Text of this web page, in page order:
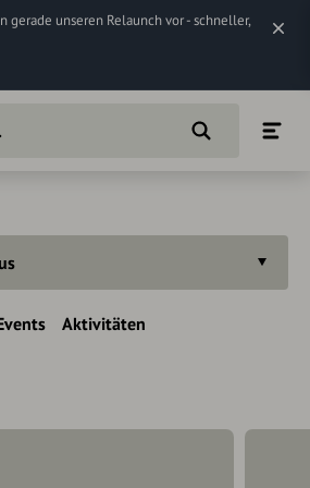
gerade unseren Relaunch vor - schneller,
Aktivitäten